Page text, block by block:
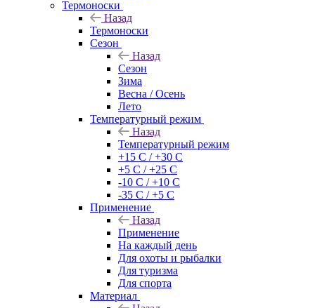
Термоноски
Назад
Термоноски
Сезон
Назад
Сезон
Зима
Весна / Осень
Лето
Температурный режим
Назад
Температурный режим
+15 С / +30 С
+5 С / +25 С
-10 С / +10 С
-35 С / +5 С
Применение
Назад
Применение
На каждый день
Для охоты и рыбалки
Для туризма
Для спорта
Материал